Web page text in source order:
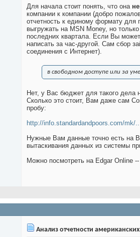
Для начала стоит понять, что она
компании к компании (добро
отчетность к единому формату для
выгружать на MSN Money, но
последних квартала. Если Вы
написать за час-другой. Сам сбор
соединения с Интернет).
в свободном доступе или за
Нет, у Вас бюджет для такого
Сколько это стоит, Вам даже сам
пробу:
http://info.standardandpoors.com/mk/
Нужные Вам данные точно есть на
вытаскивания данных из системы
Можно посмотреть на Edgar Online
Анализ отчетности